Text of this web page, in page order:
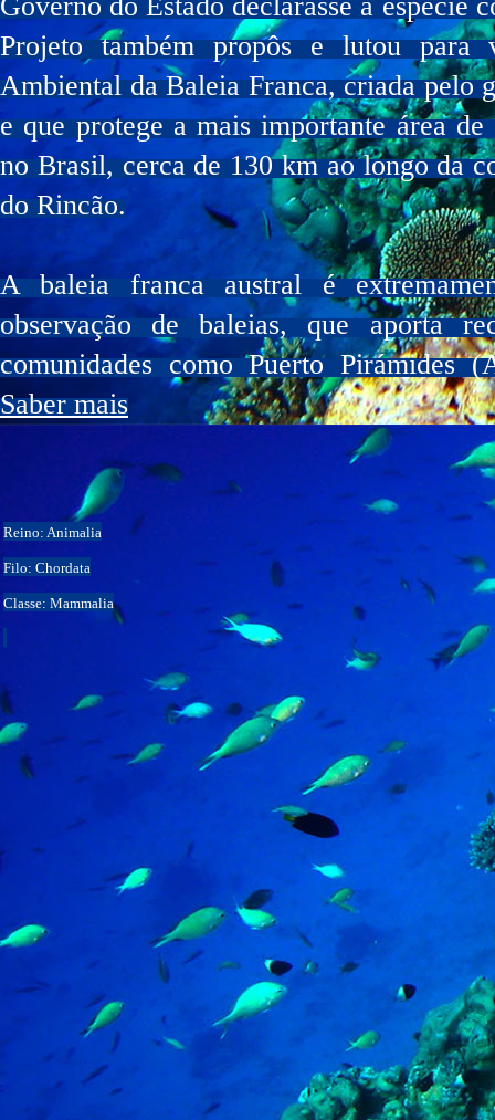
Projeto também propôs e lutou para
Ambiental da Baleia Franca, criada pelo
e que protege a mais importante área
no Brasil, cerca de 130 km ao longo da
do Rincão.
A baleia franca austral é
observação de baleias, que aporta
comunidades como Puerto Pirámides
Saber mais
Reino: Animalia
Filo: Chordata
Classe: Mammalia